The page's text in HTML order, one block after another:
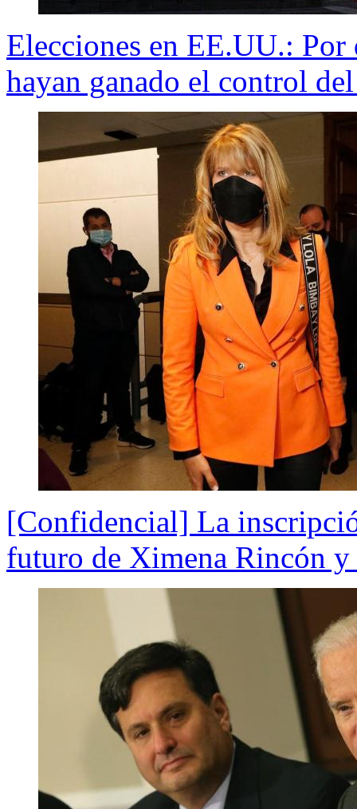
Elecciones en EE.UU.:
hayan ganado el control
[Confidencial] La
futuro de Ximena Rincón